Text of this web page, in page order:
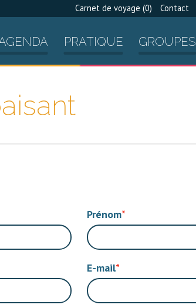
Carnet de voyage (0) Contact
PRATIQUE GROUPES
Prénom
E-mail